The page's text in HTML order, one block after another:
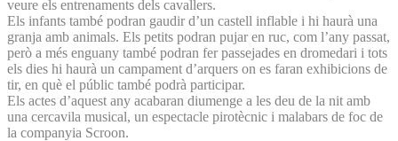
veure els entrenaments dels cavallers.
Els infants també podran gaudir d’un castell inflable i hi haurà una
granja amb animals. Els petits podran pujar en ruc, com l’any passat,
però a més enguany també podran fer passejades en dromedari i tots
els dies hi haurà un campament d’arquers on es faran exhibicions de
tir, en què el públic també podrà participar.
Els actes d’aquest any acabaran diumenge a les deu de la nit amb
una cercavila musical, un espectacle pirotècnic i malabars de foc de
la companyia Scroon.